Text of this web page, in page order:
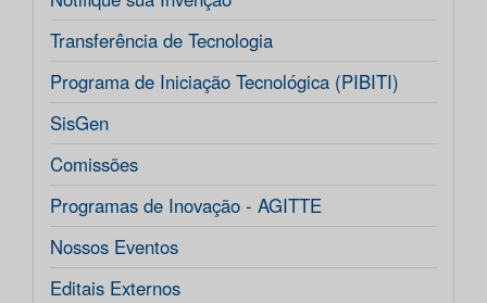
Transferência de Tecnologia
Programa de Iniciação Tecnológica (PIBITI)
SisGen
Comissões
Programas de Inovação - AGITTE
Nossos Eventos
Editais Externos